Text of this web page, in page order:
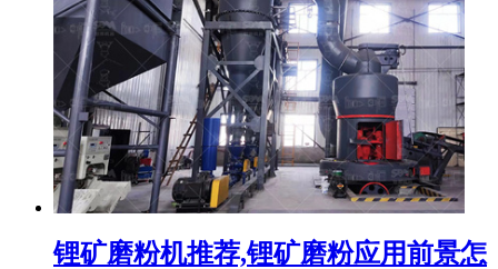
锂矿磨粉机推荐,锂矿磨粉应用前景怎